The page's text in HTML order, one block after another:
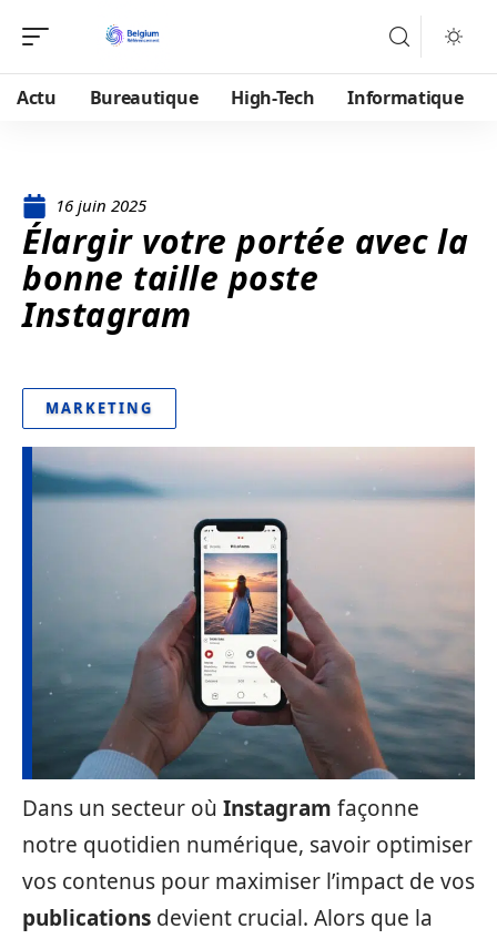
Actu Bureautique High-Tech Informatique
16 juin 2025
Élargir votre portée avec la
bonne taille poste
Instagram
MARKETING
Dans un secteur où Instagram façonne
notre quotidien numérique, savoir optimiser
vos contenus pour maximiser l’impact de vos
publications devient crucial. Alors que la